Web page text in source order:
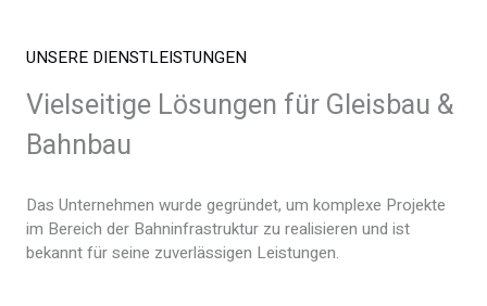
UNSERE DIENSTLEISTUNGEN
Vielseitige Lösungen für Gleisbau &
Bahnbau
Das Unternehmen wurde gegründet, um komplexe Projekte
im Bereich der Bahninfrastruktur zu realisieren und ist
bekannt für seine zuverlässigen Leistungen.